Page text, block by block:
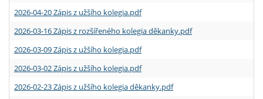
2026-04-20 Zápis z užšího kolegia.pdf
2026-03-16 Zápis z rozšířeného kolegia děkanky.pdf
2026-03-09 Zápis z užšího kolegia.pdf
2026-03-02 Zápis z užšího kolegia.pdf
2026-02-23 Zápis z užšího kolegia děkanky.pdf